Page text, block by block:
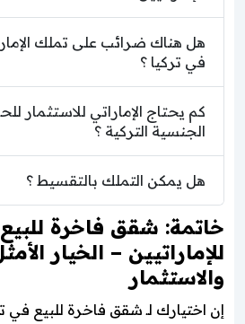
هل هناك ضرائب على تملك
في تركيا ؟
كم يحتاج الإماراتي للاستثمار
الجنسية التركية ؟
هل يمكن التملك بالتقسيط ؟
خاتمة: شقق فاخرة
للإماراتيين – الخيار
والاستثمار
إن اختيارك لـ شقق فاخرة للبيع في